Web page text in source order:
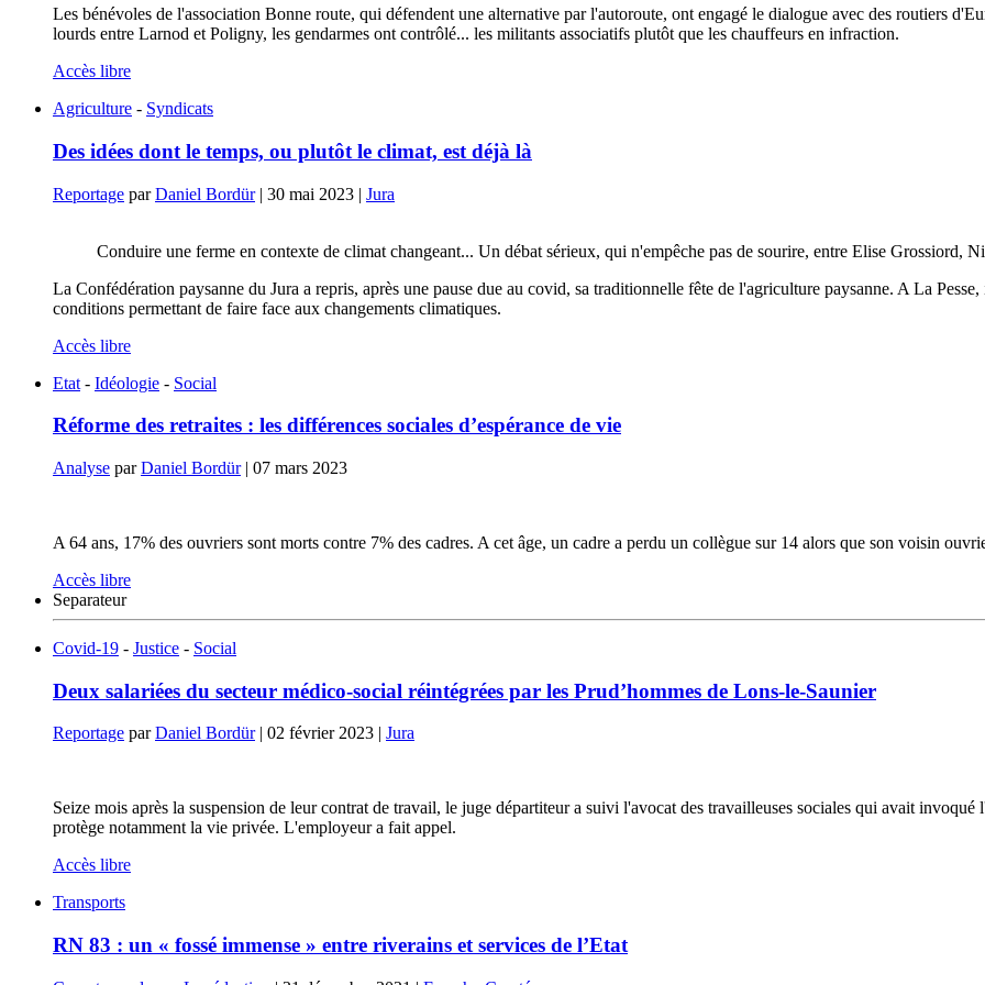
Les bénévoles de l'association Bonne route, qui défendent une alternative par l'autoroute, ont engagé le dialogue avec des routiers
lourds entre Larnod et Poligny, les gendarmes ont contrôlé... les militants associatifs plutôt que les chauffeurs en infraction.
Accès libre
Agriculture - Syndicats
Des idées dont le temps, ou plutôt le climat, est déjà là
Reportage parDaniel Bordür| 30 mai 2023 | Jura
Conduire une ferme en contexte de climat changeant... Un débat sérieux, qui n'empêche pas de sourire, entre Elise Grossiord,
La Confédération paysanne du Jura a repris, après une pause due au covid, sa traditionnelle fête de l'agriculture paysanne. A La
conditions permettant de faire face aux changements climatiques.
Accès libre
Etat - Idéologie - Social
Réforme des retraites : les différences sociales d’espérance de vie
Analyse parDaniel Bordür| 07 mars 2023
A 64 ans, 17% des ouvriers sont morts contre 7% des cadres. A cet âge, un cadre a perdu un collègue sur 14 alors que son voisin
Accès libre
Separateur
Covid-19 - Justice - Social
Deux salariées du secteur médico-social réintégrées par les Prud’hommes de Lons-le-Saunier
Reportage parDaniel Bordür| 02 février 2023 | Jura
Seize mois après la suspension de leur contrat de travail, le juge départiteur a suivi l'avocat des travailleuses sociales qui avait
protège notamment la vie privée. L'employeur a fait appel.
Accès libre
Transports
RN 83 : un « fossé immense » entre riverains et services de l’Etat